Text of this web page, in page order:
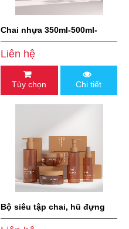
Chai nhựa 350ml-500ml-
700ml-1000ml
Liên hệ
Tùy chọn Chi tiết
Bộ siêu tập chai, hũ đựng
kem dưỡng da